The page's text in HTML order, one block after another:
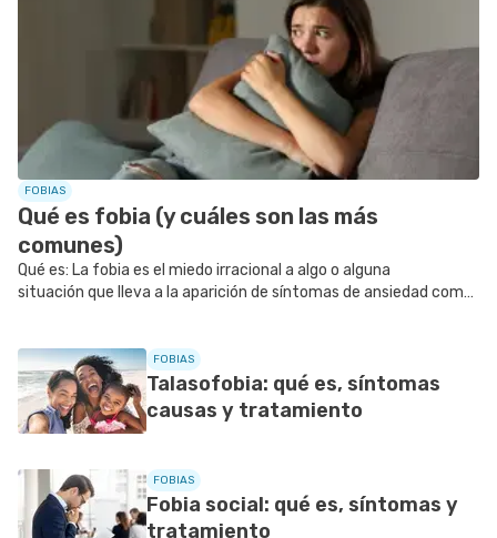
FOBIAS
Qué es fobia (y cuáles son las más
comunes)
Qué es: La fobia es el miedo irracional a algo o alguna
situación que lleva a la aparición de síntomas de ansiedad como
FOBIAS
Talasofobia: qué es, síntomas
causas y tratamiento
FOBIAS
Fobia social: qué es, síntomas y
tratamiento